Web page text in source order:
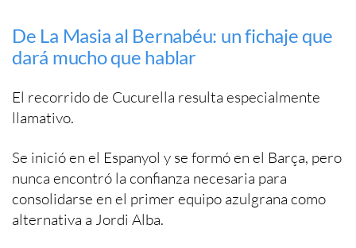
De La Masia al Bernabéu: un fichaje que
dará mucho que hablar
El recorrido de Cucurella resulta especialmente
llamativo.
Se inició en el Espanyol y se formó en el Barça, pero
nunca encontró la confianza necesaria para
consolidarse en el primer equipo azulgrana como
alternativa a Jordi Alba.